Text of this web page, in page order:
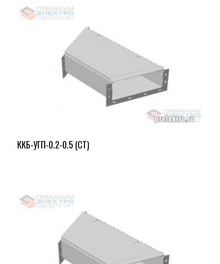
ККБ-УГП-0.2-0.5 (СТ)